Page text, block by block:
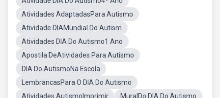
Atividades AdaptadasPara Autismo
Atividade DIAMundial Do Autism
Atividades DIA Do Autismo1 Ano
Apostila DeAtividades Para Autismo
DIA Do AutismoNa Escola
LembrancasPara O DIA Do Autismo
Atividades AutismoImprimir
MuralDo DIA Do Autismo